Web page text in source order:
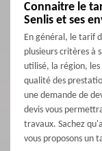
Connaitre le
Senlis et ses
En général, le tarif
plusieurs critères à
utilisé, la région,
qualité des
une demande de
devis vous
travaux. Sachez
vous proposons un